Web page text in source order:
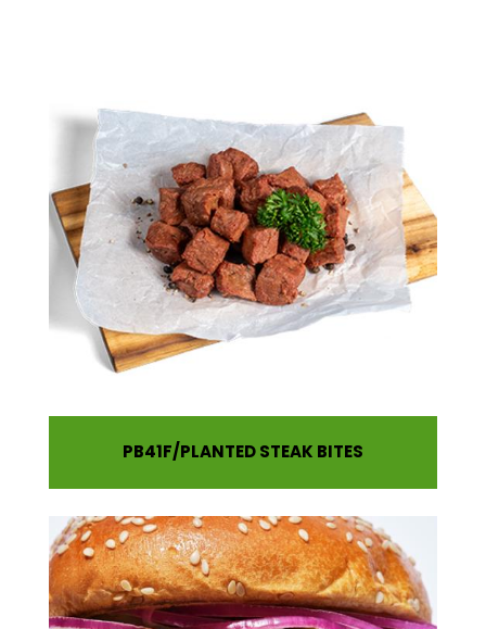
PB41F PLANTED STEAK BITES